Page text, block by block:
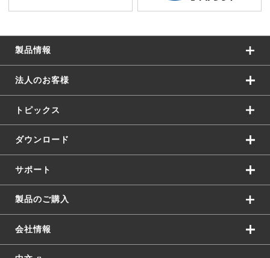
製品情報
法人のお客様
トピックス
ダウンロード
サポート
製品のご購入
会社情報